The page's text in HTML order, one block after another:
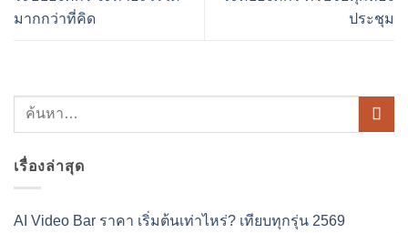
มากกว่าที่คิด
ประชุม
เรื่องล่าสุด
AI Video Bar ราคา เริ่มต้นเท่าไหร่? เทียบทุกรุ่น 2569